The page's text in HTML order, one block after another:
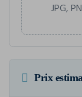
JPG,
Prix